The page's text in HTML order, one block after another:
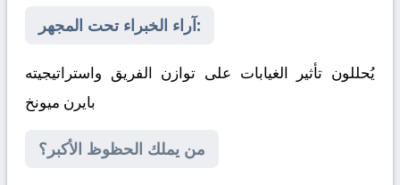
آراء الخبراء تحت المجهر:
يُحللون تأثير الغيابات على توازن الفريق واستراتيجيته
بايرن ميونخ
من يملك الحظوظ الأكبر؟